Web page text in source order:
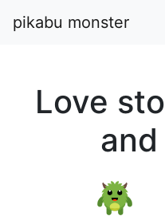
pikabu monster
Love